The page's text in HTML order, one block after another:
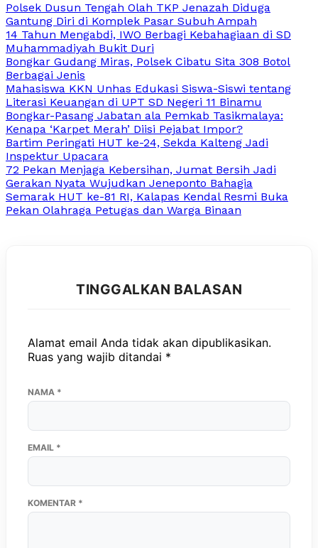
Polsek Dusun Tengah Olah TKP Jenazah Diduga
Gantung Diri di Komplek Pasar Subuh Ampah
14 Tahun Mengabdi, IWO Berbagi Kebahagiaan di SD
Muhammadiyah Bukit Duri
Bongkar Gudang Miras, Polsek Cibatu Sita 308 Botol
Berbagai Jenis
Mahasiswa KKN Unhas Edukasi Siswa-Siswi tentang
Literasi Keuangan di UPT SD Negeri 11 Binamu
Bongkar-Pasang Jabatan ala Pemkab Tasikmalaya:
Kenapa ‘Karpet Merah’ Diisi Pejabat Impor?
Bartim Peringati HUT ke-24, Sekda Kalteng Jadi
Inspektur Upacara
72 Pekan Menjaga Kebersihan, Jumat Bersih Jadi
Gerakan Nyata Wujudkan Jeneponto Bahagia
Semarak HUT ke-81 RI, Kalapas Kendal Resmi Buka
Pekan Olahraga Petugas dan Warga Binaan
TINGGALKAN BALASAN
Alamat email Anda tidak akan dipublikasikan.
Ruas yang wajib ditandai *
KOMENTAR *
NAMA *
EMAIL *